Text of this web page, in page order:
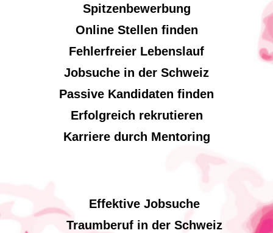
Spitzenbewerbung
Online Stellen finden
Fehlerfreier Lebenslauf
Jobsuche in der Schweiz
Passive Kandidaten finden
Erfolgreich rekrutieren
Karriere durch Mentoring
Effektive Jobsuche
Traumberuf in der Schweiz